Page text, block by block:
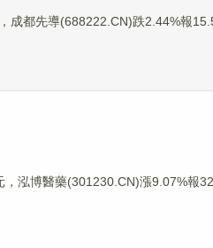
成都先導(688222.CN)跌2.44%報
泓博醫藥(301230.CN)漲9.07%報